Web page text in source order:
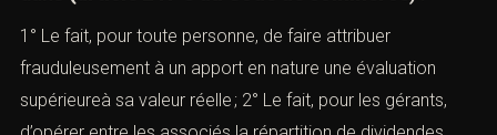
5). — EN BANDE ORGANISÉE.
D). — L’abus de biens sociaux:
Vous recherchez un avocat spécialisé en droit pénal ?
Laissez-nous vos coordonnées et nous vous
contacterons.